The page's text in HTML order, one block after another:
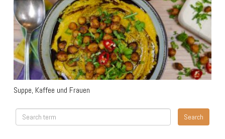
Suppe, Kaffee und Frauen
Suppe, Kaffee und Frauen